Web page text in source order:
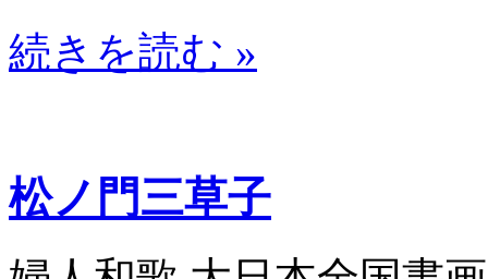
続きを読む »
松ノ門三草子